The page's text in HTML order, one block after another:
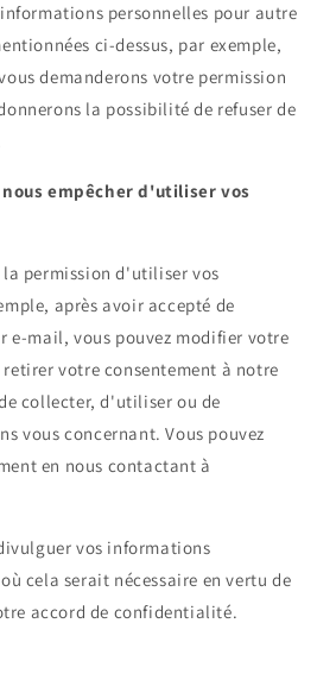
personnelles pour autre
ci-dessus, par exemple,
demanderons votre permission
la possibilité de refuser de
empêcher d'utiliser vos
la permission d'utiliser vos
après avoir accepté de
e-mail, vous pouvez modifier votre
retirer votre consentement à notre
collecter, d'utiliser ou de
vous concernant. Vous pouvez
en nous contactant à
vos informations
cela serait nécessaire en vertu de
accord de confidentialité.